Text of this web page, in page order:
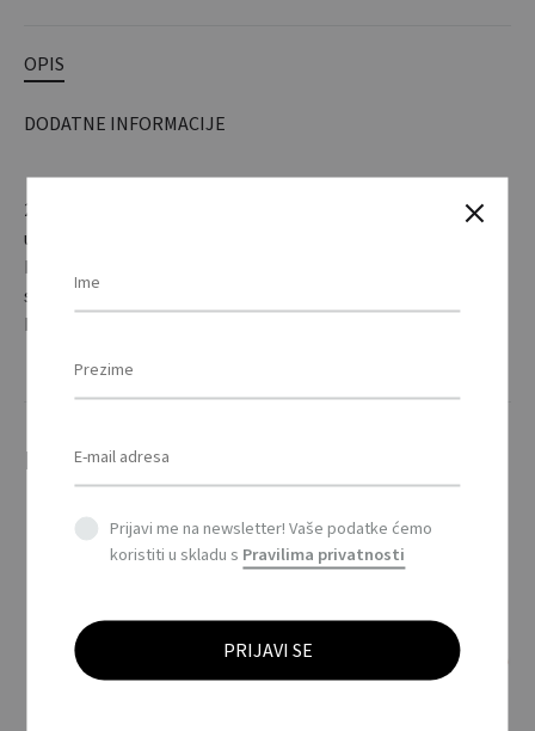
OPIS
DODATNE INFORMACIJE
2 u 1 analizator i pedometar s brojačem kalorija, koraka i
udaljenosti kao i mjeračem masti u tijelu. Uključena je 1
baterija. / 2 in 1 fat analyser and pedometer with calorie,
step and distance counter as well as body fat meter. 1 cell
battery included.
Povezani proizvodi
Prijavi me na newsletter! Vaše podatke ćemo
koristiti u skladu s Pravilima privatnosti